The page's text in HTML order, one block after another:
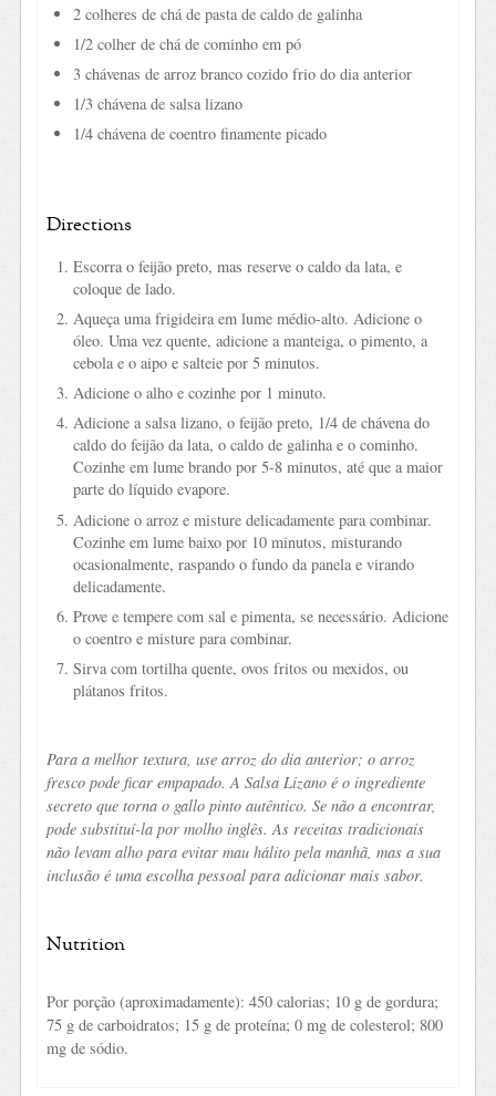
2 colheres de chá de pasta de caldo de galinha
1/2 colher de chá de cominho em pó
3 chávenas de arroz branco cozido frio do dia anterior
1/3 chávena de salsa lizano
1/4 chávena de coentro finamente picado
Directions
Escorra o feijão preto, mas reserve o caldo da lata, e
coloque de lado.
Aqueça uma frigideira em lume médio-alto. Adicione o
óleo. Uma vez quente, adicione a manteiga, o pimento, a
cebola e o aipo e salteie por 5 minutos.
Adicione o alho e cozinhe por 1 minuto.
Adicione a salsa lizano, o feijão preto, 1/4 de chávena do
caldo do feijão da lata, o caldo de galinha e o cominho.
Cozinhe em lume brando por 5-8 minutos, até que a maior
parte do líquido evapore.
Adicione o arroz e misture delicadamente para combinar.
Cozinhe em lume baixo por 10 minutos, misturando
ocasionalmente, raspando o fundo da panela e virando
delicadamente.
Prove e tempere com sal e pimenta, se necessário. Adicione
o coentro e misture para combinar.
Sirva com tortilha quente, ovos fritos ou mexidos, ou
plátanos fritos.
Para a melhor textura, use arroz do dia anterior; o arroz
fresco pode ficar empapado. A Salsa Lizano é o ingrediente
secreto que torna o gallo pinto autêntico. Se não a encontrar,
pode substituí-la por molho inglês. As receitas tradicionais
não levam alho para evitar mau hálito pela manhã, mas a sua
inclusão é uma escolha pessoal para adicionar mais sabor.
Nutrition
Por porção (aproximadamente): 450 calorias; 10 g de gordura;
75 g de carboidratos; 15 g de proteína; 0 mg de colesterol; 800
mg de sódio.